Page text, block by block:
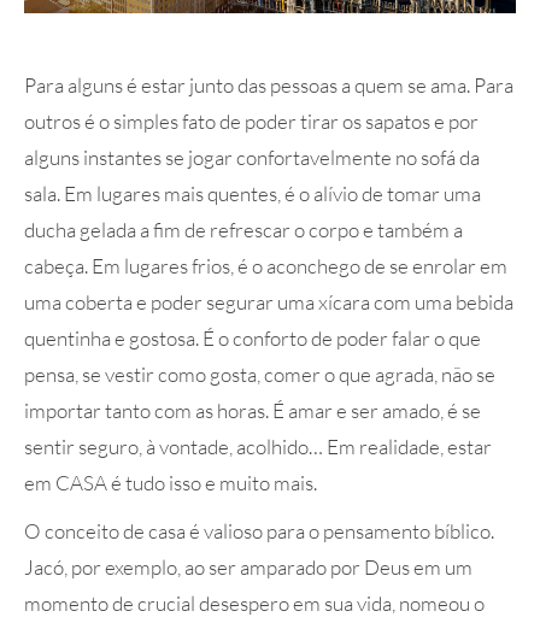
Para alguns é estar junto das pessoas a quem se ama. Para
outros é o simples fato de poder tirar os sapatos e por
alguns instantes se jogar confortavelmente no sofá da
sala. Em lugares mais quentes, é o alívio de tomar uma
ducha gelada a fim de refrescar o corpo e também a
cabeça. Em lugares frios, é o aconchego de se enrolar em
uma coberta e poder segurar uma xícara com uma bebida
quentinha e gostosa. É o conforto de poder falar o que
pensa, se vestir como gosta, comer o que agrada, não se
importar tanto com as horas. É amar e ser amado, é se
sentir seguro, à vontade, acolhido… Em realidade, estar
em CASA é tudo isso e muito mais.
O conceito de casa é valioso para o pensamento bíblico.
Jacó, por exemplo, ao ser amparado por Deus em um
momento de crucial desespero em sua vida, nomeou o